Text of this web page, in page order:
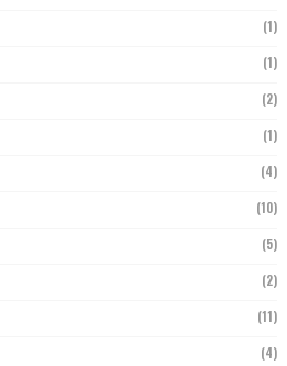
(1)
(1)
(2)
(1)
(4)
(10)
(5)
(2)
(11)
(4)